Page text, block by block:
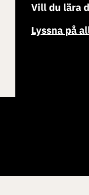
Vill du lära
Lyssna på